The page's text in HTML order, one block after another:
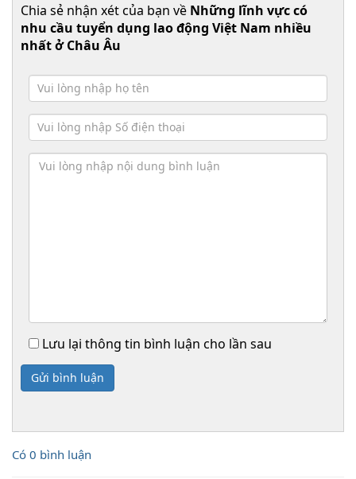
Chia sẻ nhận xét của bạn về Những lĩnh vực có
nhu cầu tuyển dụng lao động Việt Nam nhiều
nhất ở Châu Âu
Lưu lại thông tin bình luận cho lần sau
Gửi bình luận
Có 0 bình luận